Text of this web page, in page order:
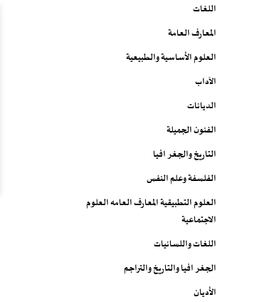
اللغات
المعارف العامة
العلوم الأساسية والطبيعية
الآداب
الديانات
الفنون الجميلة
التاريخ والجغرافيا
الفلسفة وعلم النفس
العلوم التطبيقية المعارف العامه العلوم
الاجتماعية
اللغات واللسانيات
الجغرافيا والتاريخ والتراجم
الأديان